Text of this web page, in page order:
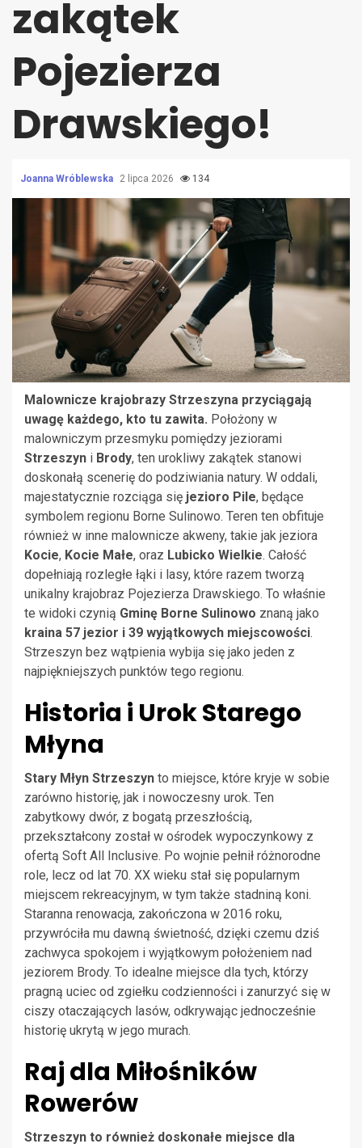
zakątek
Pojezierza
Drawskiego!
Joanna Wróblewska 2 lipca 2026 134
Malownicze krajobrazy Strzeszyna przyciągają
uwagę każdego, kto tu zawita. Położony w
malowniczym przesmyku pomiędzy jeziorami
Strzeszyn i Brody, ten urokliwy zakątek stanowi
doskonałą scenerię do podziwiania natury. W oddali,
majestatycznie rozciąga się jezioro Pile, będące
symbolem regionu Borne Sulinowo. Teren ten obfituje
również w inne malownicze akweny, takie jak jeziora
Kocie, Kocie Małe, oraz Lubicko Wielkie. Całość
dopełniają rozległe łąki i lasy, które razem tworzą
unikalny krajobraz Pojezierza Drawskiego. To właśnie
te widoki czynią Gminę Borne Sulinowo znaną jako
kraina 57 jezior i 39 wyjątkowych miejscowości.
Strzeszyn bez wątpienia wybija się jako jeden z
najpiękniejszych punktów tego regionu.
Historia i Urok Starego
Młyna
Stary Młyn Strzeszyn to miejsce, które kryje w sobie
zarówno historię, jak i nowoczesny urok. Ten
zabytkowy dwór, z bogatą przeszłością,
przekształcony został w ośrodek wypoczynkowy z
ofertą Soft All Inclusive. Po wojnie pełnił różnorodne
role, lecz od lat 70. XX wieku stał się popularnym
miejscem rekreacyjnym, w tym także stadniną koni.
Staranna renowacja, zakończona w 2016 roku,
przywróciła mu dawną świetność, dzięki czemu dziś
zachwyca spokojem i wyjątkowym położeniem nad
jeziorem Brody. To idealne miejsce dla tych, którzy
pragną uciec od zgiełku codzienności i zanurzyć się w
ciszy otaczających lasów, odkrywając jednocześnie
historię ukrytą w jego murach.
Raj dla Miłośników
Rowerów
Strzeszyn to również doskonałe miejsce dla